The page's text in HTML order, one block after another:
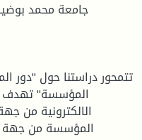
جامعة محمد
تتمحور دراستنا حول "دور
المؤسسة" تهدف
الالكترونية من
المؤسسة من جهة